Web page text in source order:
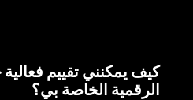
كيف يمكنني تقييم فعالية
الرقمية الخاصة بي؟